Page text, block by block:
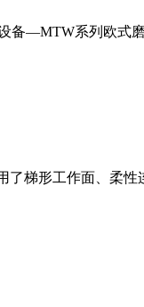
—MTW系列欧式
梯形工作面、柔